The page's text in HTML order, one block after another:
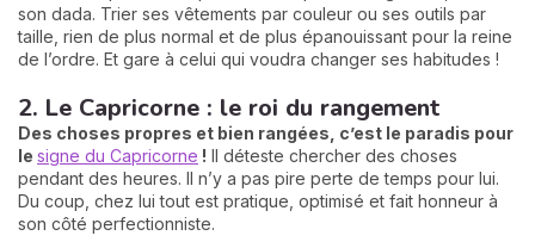
son dada. Trier ses vêtements par couleur ou ses outils par
taille, rien de plus normal et de plus épanouissant pour la reine
de l’ordre. Et gare à celui qui voudra changer ses habitudes !
2. Le Capricorne : le roi du rangement
Des choses propres et bien rangées, c’est le paradis pour
le signe du Capricorne ! Il déteste chercher des choses
pendant des heures. Il n’y a pas pire perte de temps pour lui.
Du coup, chez lui tout est pratique, optimisé et fait honneur à
son côté perfectionniste.